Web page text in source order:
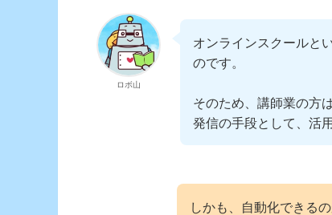
ロボ山
オンラインスクールと
のです。
そのため、講師業の方
発信の手段として、活
しかも、自動化できる